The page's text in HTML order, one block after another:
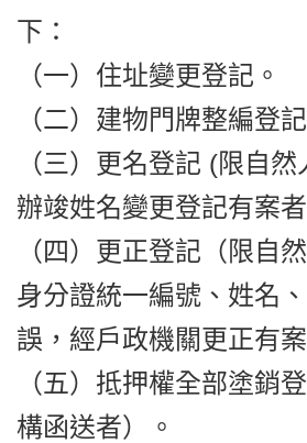
下：
（一）住址變更登記。
（二）建物門牌整編登記
（三）更名登記 (限自
辦竣姓名變更登記有案者
（四）更正登記（限自
身分證統一編號、姓名
誤，經戶政機關更正有
（五）抵押權全部塗銷
構函送者）。